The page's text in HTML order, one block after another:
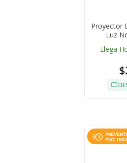
Proyector
Luz
Llega